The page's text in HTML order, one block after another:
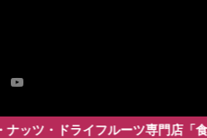
ライフルーツ専門店「食べもんぢ